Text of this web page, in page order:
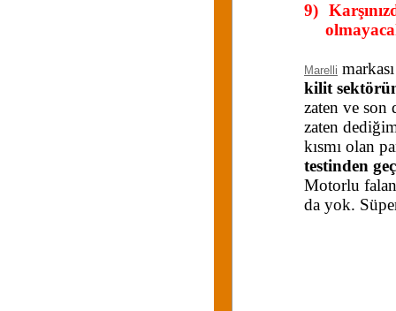
9)
Marelli
kilit
zaten ve son
zaten
kısmı olan
testinden
Motorlu falan
da yok.